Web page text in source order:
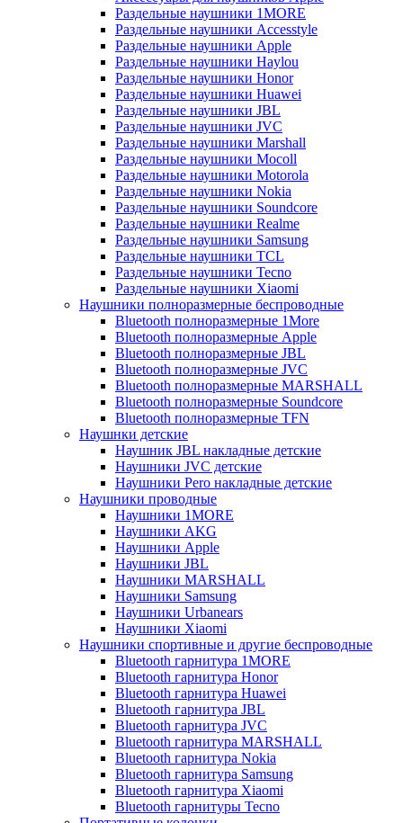
Раздельные наушники 1MORE
Раздельные наушники Accesstyle
Раздельные наушники Apple
Раздельные наушники Haylou
Раздельные наушники Honor
Раздельные наушники Huawei
Раздельные наушники JBL
Раздельные наушники JVC
Раздельные наушники Marshall
Раздельные наушники Mocoll
Раздельные наушники Motorola
Раздельные наушники Nokia
Раздельные наушники Soundcore
Раздельные наушники Realme
Раздельные наушники Samsung
Раздельные наушники TCL
Раздельные наушники Tecno
Раздельные наушники Xiaomi
Наушники полноразмерные беспроводные
Bluetooth полноразмерные 1More
Bluetooth полноразмерные Apple
Bluetooth полноразмерные JBL
Bluetooth полноразмерные JVC
Bluetooth полноразмерные MARSHALL
Bluetooth полноразмерные Soundcore
Bluetooth полноразмерные TFN
Наушнки детские
Наушник JBL накладные детские
Наушники JVC детские
Наушники Pero накладные детские
Наушники проводные
Наушники 1MORE
Наушники AKG
Наушники Apple
Наушники JBL
Наушники MARSHALL
Наушники Samsung
Наушники Urbanears
Наушники Xiaomi
Наушники спортивные и другие беспроводные
Bluetooth гарнитура 1MORE
Bluetooth гарнитура Honor
Bluetooth гарнитура Huawei
Bluetooth гарнитура JBL
Bluetooth гарнитура JVC
Bluetooth гарнитура MARSHALL
Bluetooth гарнитура Nokia
Bluetooth гарнитура Samsung
Bluetooth гарнитура Xiaomi
Bluetooth гарнитуры Tecno